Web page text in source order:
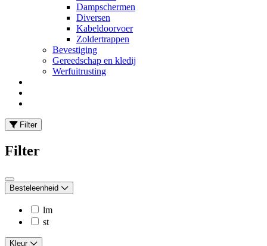
Dampschermen
Diversen
Kabeldoorvoer
Zoldertrappen
Bevestiging
Gereedschap en kledij
Werfuitrusting
Filter
Filter
Besteleenheid
lm
st
Kleur